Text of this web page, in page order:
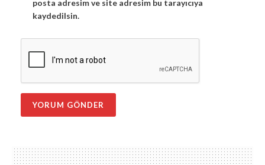
posta adresim ve site adresim bu tarayıcıya
kaydedilsin.